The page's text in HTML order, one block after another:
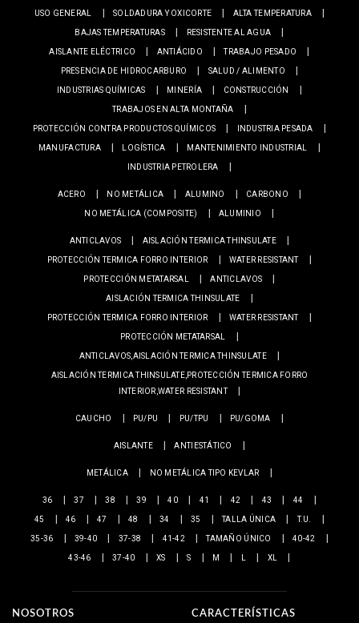
USO GENERAL SOLDADURA Y OXICORTE
ALTA TEMPERATURA
BAJAS TEMPERATURAS
RESISTENTE AL AGUA
AISLANTE ELÉCTRICO
ANTIÁCIDO
TRABAJO PESADO
PRESENCIA DE HIDROCARBURO
SALUD / ALIMENTO
INDUSTRIAS QUÍMICAS
MINERÍA
CONSTRUCCIÓN
TRABAJOS EN ALTA MONTAÑA
PROTECCIÓN CONTRA PRODUCTOS QUÍMICOS
INDUSTRIA PESADA
MANUFACTURA
LOGÍSTICA
MANTENIMIENTO INDUSTRIAL
INDUSTRIA PETROLERA
ACERO NO METÁLICA ALUMINO
CARBONO
NO METÁLICA (COMPOSITE)
ALUMINIO
ANTICLAVOS
AISLACIÓN TERMICA THINSULATE
PROTECCIÓN TERMICA FORRO INTERIOR
WATER RESISTANT
PROTECCIÓN METATARSAL
ANTICLAVOS
AISLACIÓN TERMICA THINSULATE
PROTECCIÓN TERMICA FORRO INTERIOR
WATER RESISTANT
PROTECCIÓN METATARSAL
ANTICLAVOS,AISLACIÓN TERMICA THINSULATE
AISLACIÓN TERMICA THINSULATE,PROTECCIÓN TERMICA FORRO
INTERIOR,WATER RESISTANT
CAUCHO PU/PU PU/TPU PU/GOMA
AISLANTE ANTIESTÁTICO
METÁLICA NO METÁLICA TIPO KEVLAR
36 37 38 39 40 41 42 43
44
45
46 47 48 34 35 TALLA ÚNICA
T.U.
35-36
39-40 37-38 41-42 TAMAÑO ÚNICO
40-42
43-46
37-40 XS S M L XL
NOSOTROS CARACTERÍSTICAS